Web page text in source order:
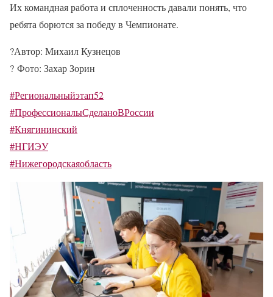
Их командная работа и сплоченность давали понять, что
ребята борются за победу в Чемпионате.
?Автор: Михаил Кузнецов
? Фото: Захар Зорин
#Региональныйэтап52
#ПрофессионалыСделаноВРоссии
#Княгининский
#НГИЭУ
#Нижегородскаяобласть